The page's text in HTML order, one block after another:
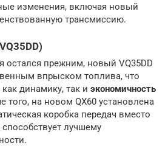
изменения, включая новый
трансмиссию.
остался прежним, новый VQ35DD
впрыском топлива, что
динамику, так и экономичность
того, на новом QX60 установлена
коробка передач вместо
лучшему